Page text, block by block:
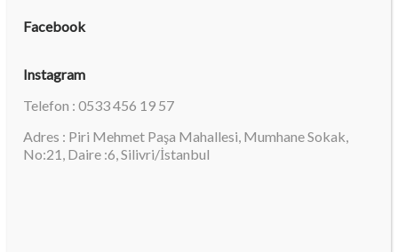
Facebook
Instagram
Telefon : 0533 456 19 57
Adres : Piri Mehmet Paşa Mahallesi, Mumhane Sokak,
No:21, Daire :6, Silivri/İstanbul